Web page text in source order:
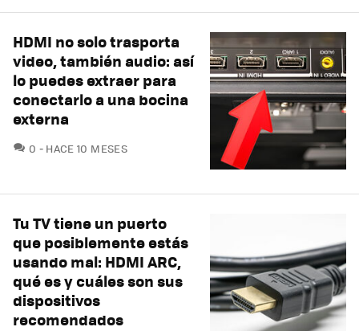
HDMI no solo trasporta
video, también audio: así
lo puedes extraer para
conectarlo a una bocina
externa
0 COMENTARIOS
HACE 10 MESES
Tu TV tiene un puerto
que posiblemente estás
usando mal: HDMI ARC,
qué es y cuáles son sus
dispositivos
recomendados